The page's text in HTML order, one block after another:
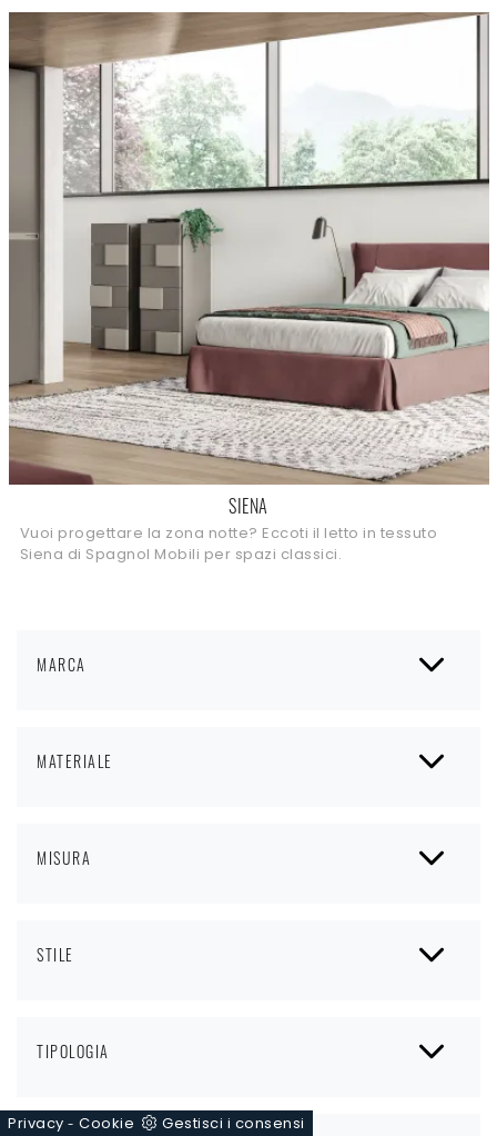
MARCA
MATERIALE
MISURA
STILE
TIPOLOGIA
SIENA
Vuoi progettare la zona notte? Eccoti il letto in tessuto
Siena di Spagnol Mobili per spazi classici.
Privacy - Cookie Gestisci i consensi